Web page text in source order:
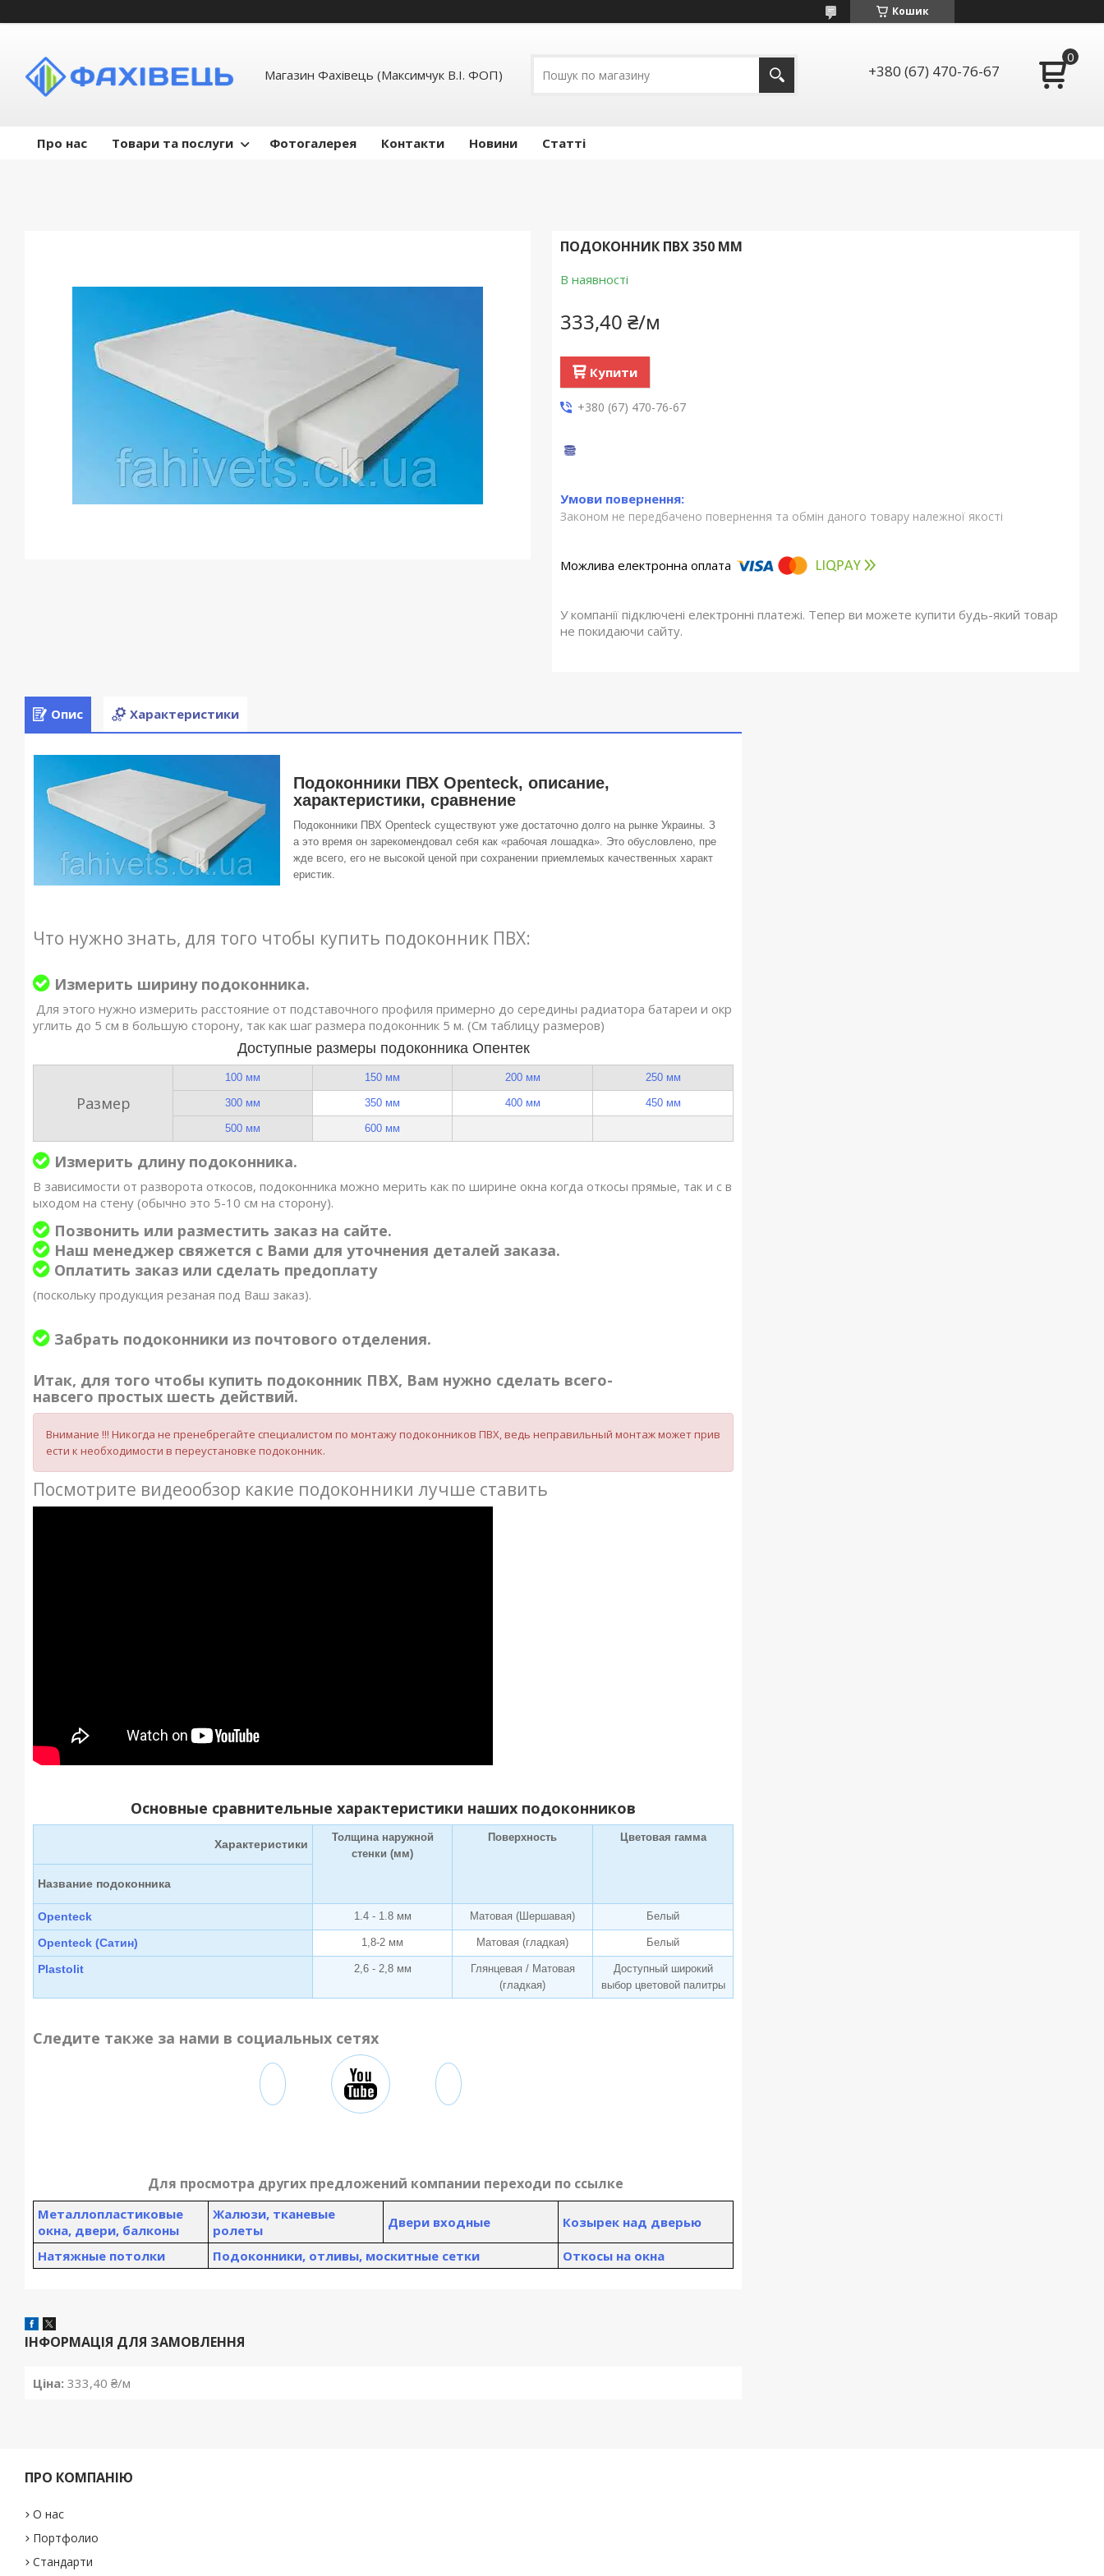
Кошик
Магазин Фахівець (Максимчук В.І. ФОП) +380 (67) 470-76-67
Про нас Товари та послуги Фотогалерея Контакти Новини Статті
ПОДОКОННИК ПВХ 350 ММ
В наявності
333,40 ₴/м
Купити
+380 (67) 470-76-67
Законом не передбачено повернення та обмін даного товару належної якості
У компанії підключені електронні платежі. Тепер ви можете купити будь-який товар
не покидаючи сайту.
Опис Характеристики
Подоконники ПВХ Openteck, описание,
характеристики, сравнение
Подоконники ПВХ Openteck существуют уже достаточно долго на рынке Украины. З
а это время он зарекомендовал себя как «рабочая лошадка». Это обусловлено, пре
жде всего, его не высокой ценой при сохранении приемлемых качественных характ
еристик.
Что нужно знать, для того чтобы купить подоконник ПВХ:
Измерить ширину подоконника.
Для этого нужно измерить расстояние от подставочного профиля примерно до середины радиатора батареи и окр
углить до 5 см в большую сторону, так как шаг размера подоконник 5 м. (См таблицу размеров)
Доступные размеры подоконника Опентек
Размер
100 мм 150 мм 200 мм 250 мм
300 мм 350 мм 400 мм 450 мм
500 мм 600 мм
Измерить длину подоконника.
В зависимости от разворота откосов, подоконника можно мерить как по ширине окна когда откосы прямые, так и с в
ыходом на стену (обычно это 5-10 см на сторону).
Позвонить или разместить заказ на сайте.
Наш менеджер свяжется с Вами для уточнения деталей заказа.
Оплатить заказ или сделать предоплату
(поскольку продукция резаная под Ваш заказ).
Забрать подоконники из почтового отделения.
Итак, для того чтобы купить подоконник ПВХ, Вам нужно сделать всего-
навсего простых шесть действий.
Внимание !!! Никогда не пренебрегайте специалистом по монтажу подоконников ПВХ, ведь неправильный монтаж может прив
ести к необходимости в переустановке подоконник.
Посмотрите видеообзор какие подоконники лучше ставить
Основные сравнительные характеристики наших подоконников
Характеристики
Толщина наружной
стенки (мм)
Поверхность Цветовая гамма
Название подоконника
Openteck 1.4 - 1.8 мм Матовая (Шершавая) Белый
Openteck (Сатин) 1,8-2 мм Матовая (гладкая) Белый
Plastolit 2,6 - 2,8 мм
Глянцевая / Матовая
(гладкая)
Доступный широкий
выбор цветовой палитры
Следите также за нами в социальных сетях
Для просмотра других предложений компании переходи по ссылке
Металлопластиковые
окна, двери, балконы
Жалюзи, тканевые
ролеты
Двери входные Козырек над дверью
Натяжные потолки Подоконники, отливы, москитные сетки Откосы на окна
ІНФОРМАЦІЯ ДЛЯ ЗАМОВЛЕННЯ
Ціна: 333,40 ₴/м
ПРО КОМПАНІЮ
О нас
Портфолио
Стандарти